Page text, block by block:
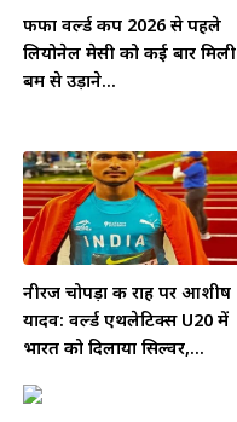
फीफा वर्ल्ड कप 2026 से पहले
लियोनेल मेसी को कई बार मिली
बम से उड़ाने...
नीरज चोपड़ा की राह पर आशीष
यादव: वर्ल्ड एथलेटिक्स U20 में
भारत को दिलाया सिल्वर,...